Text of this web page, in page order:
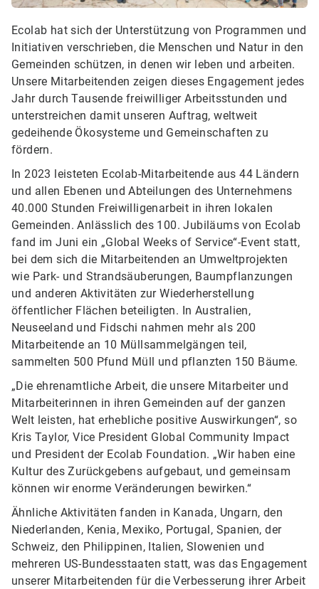
Ecolab hat sich der Unterstützung von Programmen und
Initiativen verschrieben, die Menschen und Natur in den
Gemeinden schützen, in denen wir leben und arbeiten.
Unsere Mitarbeitenden zeigen dieses Engagement jedes
Jahr durch Tausende freiwilliger Arbeitsstunden und
unterstreichen damit unseren Auftrag, weltweit
gedeihende Ökosysteme und Gemeinschaften zu
fördern.
In 2023 leisteten Ecolab-Mitarbeitende aus 44 Ländern
und allen Ebenen und Abteilungen des Unternehmens
40.000 Stunden Freiwilligenarbeit in ihren lokalen
Gemeinden. Anlässlich des 100. Jubiläums von Ecolab
fand im Juni ein „Global Weeks of Service“-Event statt,
bei dem sich die Mitarbeitenden an Umweltprojekten
wie Park- und Strandsäuberungen, Baumpflanzungen
und anderen Aktivitäten zur Wiederherstellung
öffentlicher Flächen beteiligten. In Australien,
Neuseeland und Fidschi nahmen mehr als 200
Mitarbeitende an 10 Müllsammelgängen teil,
sammelten 500 Pfund Müll und pflanzten 150 Bäume.
„Die ehrenamtliche Arbeit, die unsere Mitarbeiter und
Mitarbeiterinnen in ihren Gemeinden auf der ganzen
Welt leisten, hat erhebliche positive Auswirkungen“, so
Kris Taylor, Vice President Global Community Impact
und President der Ecolab Foundation. „Wir haben eine
Kultur des Zurückgebens aufgebaut, und gemeinsam
können wir enorme Veränderungen bewirken.“
Ähnliche Aktivitäten fanden in Kanada, Ungarn, den
Niederlanden, Kenia, Mexiko, Portugal, Spanien, der
Schweiz, den Philippinen, Italien, Slowenien und
mehreren US-Bundesstaaten statt, was das Engagement
unserer Mitarbeitenden für die Verbesserung ihrer Arbeit